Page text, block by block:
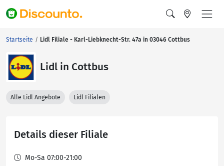
Startseite Lidl Filiale - Karl-Liebknecht-Str. 47a in 03046 Cottbus
Lidl in Cottbus
Alle Lidl Angebote Lidl Filialen
Details dieser Filiale
Mo-Sa 07:00-21:00